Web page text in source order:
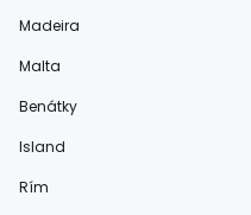
Madeira
Malta
Benátky
Island
Rím